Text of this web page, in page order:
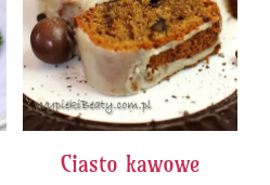
Ciasto kawowe